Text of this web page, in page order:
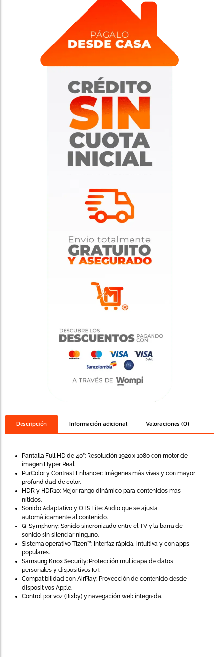
Descripción Información adicional Valoraciones (0)
Pantalla Full HD de 40”: Resolución 1920 x 1080 con motor de
imagen Hyper Real.
PurColor y Contrast Enhancer: Imágenes más vivas y con mayor
profundidad de color.
HDR y HDR10: Mejor rango dinámico para contenidos más
nítidos.
Sonido Adaptativo y OTS Lite: Audio que se ajusta
automáticamente al contenido.
Q-Symphony: Sonido sincronizado entre el TV y la barra de
sonido sin silenciar ninguno.
Sistema operativo Tizen™: Interfaz rápida, intuitiva y con apps
populares.
Samsung Knox Security: Protección multicapa de datos
personales y dispositivos IoT.
Compatibilidad con AirPlay: Proyección de contenido desde
dispositivos Apple.
Control por voz (Bixby) y navegación web integrada.